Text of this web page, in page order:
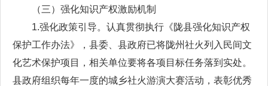
（三）强化知识产权激励机制
1.强化政策引导。认真贯彻执行《陇县强化知识产权
保护工作办法》，县委、县政府已将陇州社火列入民间文
化艺术保护项目，相关单位要将各项目标任务落到实处。
县政府组织每年一度的城乡社火游演大赛活动，表彰优秀